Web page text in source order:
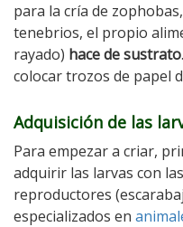
para la cría de
tenebrios, el propio
rayado) hace de sustrato
colocar trozos de papel
Adquisición de las
Para empezar a criar,
adquirir las larvas con
reproductores
especializados en